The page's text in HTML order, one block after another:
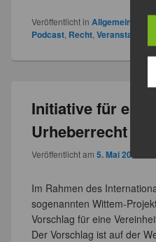
Veröffentlicht in Allgemein
Podcast Recht ,Veranstaltungen
Initiative für ein
Urheberrecht
Veröffentlicht am5. Mai 2010
Im Rahmen des
sogenannten Wittem-
Vorschlag für eine
Der Vorschlag ist auf der